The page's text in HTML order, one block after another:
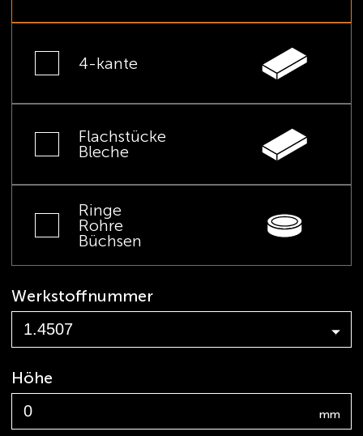
4-kante
Flachstücke
Bleche
Ringe
Rohre
Büchsen
Werkstoffnummer
Höhe
mm